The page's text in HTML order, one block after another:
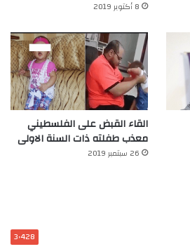
8 أكتوبر 2019
القاء القبض على الفلسطيني
معذب طفلته ذات السنة الاولى
26 سبتمبر 2019
3٬428